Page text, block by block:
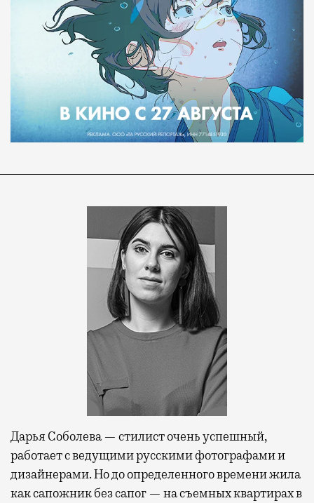
Дарья Соболева — стилист очень успешный,
работает с ведущими русскими фотографами и
дизайнерами. Но до определенного времени жила
как сапожник без сапог — на съемных квартирах в